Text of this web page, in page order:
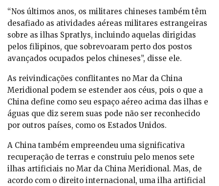
“Nos últimos anos, os militares chineses também têm
desafiado as atividades aéreas militares estrangeiras
sobre as ilhas Spratlys, incluindo aquelas dirigidas
pelos filipinos, que sobrevoaram perto dos postos
avançados ocupados pelos chineses”, disse ele.
As reivindicações conflitantes no Mar da China
Meridional podem se estender aos céus, pois o que a
China define como seu espaço aéreo acima das ilhas e
águas que diz serem suas pode não ser reconhecido
por outros países, como os Estados Unidos.
A China também empreendeu uma significativa
recuperação de terras e construiu pelo menos sete
ilhas artificiais no Mar da China Meridional. Mas, de
acordo com o direito internacional, uma ilha artificial